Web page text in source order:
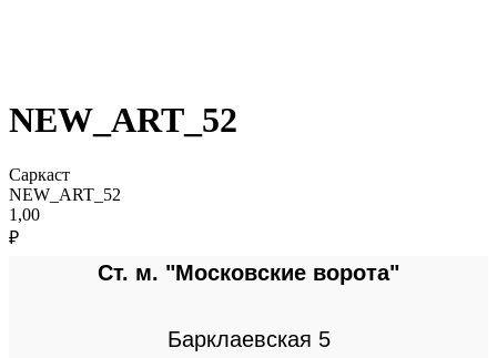
NEW_ART_52
Саркаст
NEW_ART_52
1,00
₽
Ст. м. "Московские ворота"
Барклаевская 5